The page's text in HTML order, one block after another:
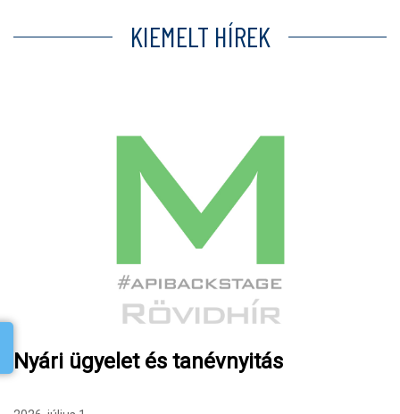
KIEMELT HÍREK
Nyári ügyelet és tanévnyitás